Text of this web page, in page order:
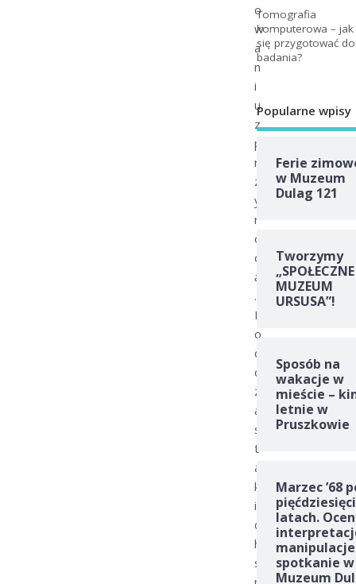
o
w
a
n
i
u
z
p
r
z
y
r
o
d
ą
.
P
o
d
c
z
a
s
t
a
k
i
c
h
s
Tomografia
komputerowa – jak
się przygotować do
badania?
Popularne wpisy
Ferie
w Muzeum
Dulag 121
Tworzymy
„SPOŁECZNE
MUZEUM
URSUSA”!
Sposób na
wakacje w
mieście –
letnie w
Pruszkowie
Marzec ’68
latach.
spotkanie w
Muzeum